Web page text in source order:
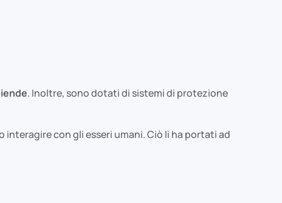
. Inoltre, sono dotati di sistemi di protezione
con gli esseri umani. Ciò li ha portati ad